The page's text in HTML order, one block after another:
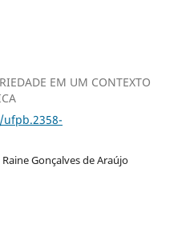
EM UM CONTEXTO
Gonçalves de Araújo